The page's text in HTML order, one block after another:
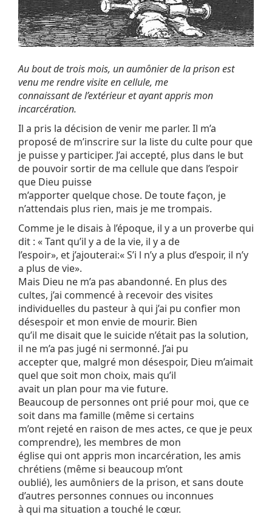
Au bout de trois mois, un aumônier de la prison est
venu me rendre visite en cellule, me
connaissant de l’extérieur et ayant appris mon
incarcération.
Il a pris la décision de venir me parler. Il m’a
proposé de m’inscrire sur la liste du culte pour que
je puisse y participer. J’ai accepté, plus dans le but
de pouvoir sortir de ma cellule que dans l’espoir
que Dieu puisse
m’apporter quelque chose. De toute façon, je
n’attendais plus rien, mais je me trompais.
Comme je le disais à l’époque, il y a un proverbe qui
dit : « Tant qu’il y a de la vie, il y a de
l’espoir», et j’ajouterai:« S’i l n’y a plus d’espoir, il n’y
a plus de vie».
Mais Dieu ne m’a pas abandonné. En plus des
cultes, j’ai commencé à recevoir des visites
individuelles du pasteur à qui j’ai pu confier mon
désespoir et mon envie de mourir. Bien
qu’il me disait que le suicide n’était pas la solution,
il ne m’a pas jugé ni sermonné. J’ai pu
accepter que, malgré mon désespoir, Dieu m’aimait
quel que soit mon choix, mais qu’il
avait un plan pour ma vie future.
Beaucoup de personnes ont prié pour moi, que ce
soit dans ma famille (même si certains
m’ont rejeté en raison de mes actes, ce que je peux
comprendre), les membres de mon
église qui ont appris mon incarcération, les amis
chrétiens (même si beaucoup m’ont
oublié), les aumôniers de la prison, et sans doute
d’autres personnes connues ou inconnues
à qui ma situation a touché le cœur.